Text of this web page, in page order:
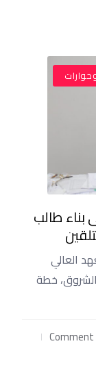
طالب
العالي
خطة
Comment